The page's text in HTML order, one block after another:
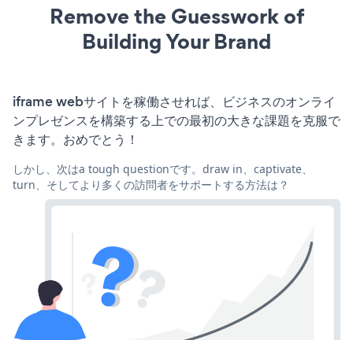
Remove the Guesswork of
Building Your Brand
iframe webサイトを稼働させれば、ビジネスのオンライ
ンプレゼンスを構築する上での最初の大きな課題を克服で
きます。おめでとう！
しかし、次はa tough questionです。draw in、captivate、
turn、そしてより多くの訪問者をサポートする方法は？